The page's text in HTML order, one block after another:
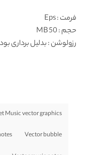
فرمت: Eps
حجم : 50 MB
رزولوشن: بدلیل برداری
Music vector graphics
Vector bubble